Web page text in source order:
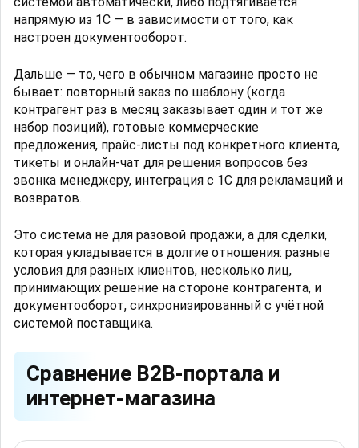
напрямую из 1С — в зависимости от того, как
настроен документооборот.
Дальше — то, чего в обычном магазине просто не
бывает: повторный заказ по шаблону (когда
контрагент раз в месяц заказывает один и тот же
набор позиций), готовые коммерческие
предложения, прайс-листы под конкретного клиента,
тикеты и онлайн-чат для решения вопросов без
звонка менеджеру, интеграция с 1С для рекламаций и
возвратов.
Это система не для разовой продажи, а для сделки,
которая укладывается в долгие отношения: разные
условия для разных клиентов, несколько лиц,
принимающих решение на стороне контрагента, и
документооборот, синхронизированный с учётной
системой поставщика.
Сравнение B2B-портала и
интернет-магазина